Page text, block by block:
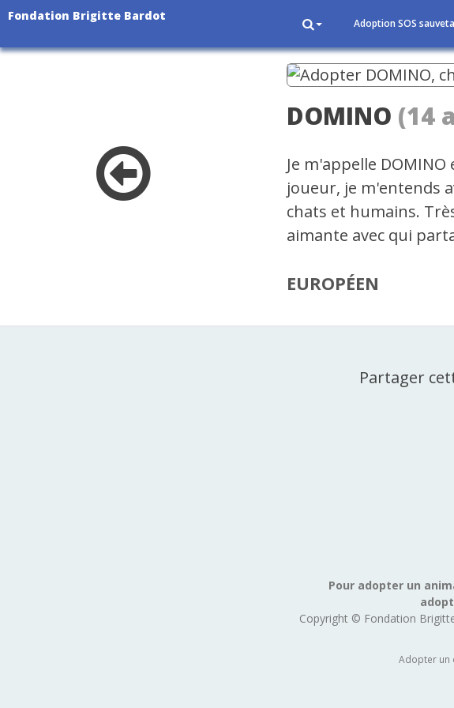
Fondation Brigitte Bardot
Adoption SOS
DOMINO (14
Je m'appelle
joueur, je m'entends
chats et humains.
aimante avec qui
EUROPÉEN
Partager
Pour adopter un
Copyright © Fondation
Adopter un